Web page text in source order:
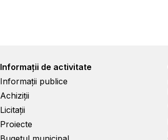
Informații de activitate
Informații publice
Achiziții
Licitații
Proiecte